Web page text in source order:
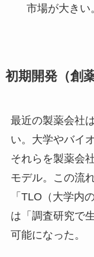
市場が大きい
初期開発（創薬
最近の製薬会社
い。大学やバイ
それらを製薬会
モデル。この流
「TLO（大学内
は「調査研究で
可能になった。